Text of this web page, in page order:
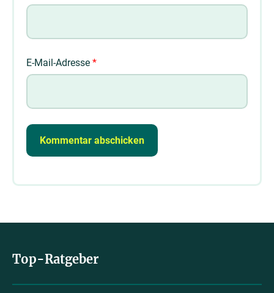
E-Mail-Adresse *
Top-Ratgeber